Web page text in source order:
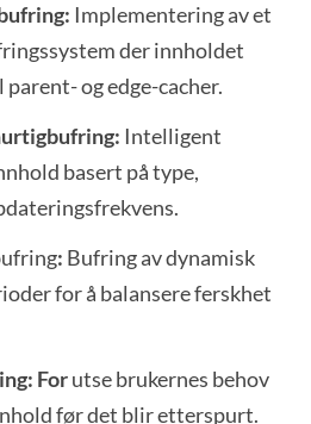
Implementering av et
der innholdet
og edge-cacher.
Intelligent
basert på type,
: Bufring av dynamisk
for å balansere ferskhet
Forutse brukernes behov
før det blir etterspurt.